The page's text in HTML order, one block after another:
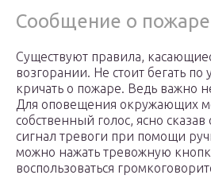
Сообщение о пожаре
Существуют правила,
возгорании. Не стоит бегать
кричать о пожаре. Ведь важно
Для оповещения окружающих
собственный голос, ясно
сигнал тревоги при помощи
можно нажать тревожную
воспользоваться